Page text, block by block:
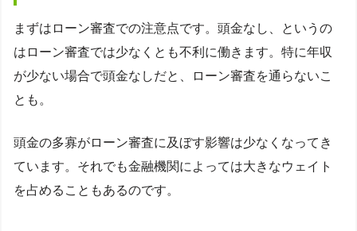
まずはローン審査での注意点です。頭金なし、というの
はローン審査では少なくとも不利に働きます。特に年収
が少ない場合で頭金なしだと、ローン審査を通らないこ
とも。
頭金の多寡がローン審査に及ぼす影響は少なくなってき
ています。それでも金融機関によっては大きなウェイト
を占めることもあるのです。